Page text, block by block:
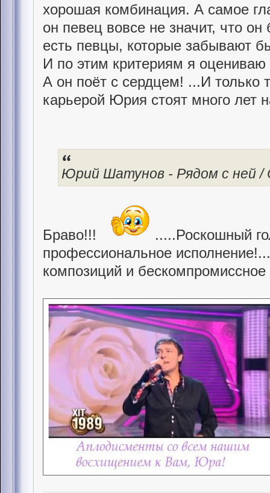
хорошая комбинация. А самое
он певец вовсе не значит, что
есть певцы, которые забывают
И по этим критериям я
А он поёт с сердцем! ...И только
карьерой Юрия стоят много лет
Юрий Шатунов - Рядом с ней /
Браво!!!
.....Роскошный
профессиональное
композиций и бескомпромиссное